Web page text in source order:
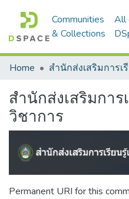
Communities
& Collections
All
Home
สำนักส่งเสริมกา
วิชาการ
Permanent URI for this